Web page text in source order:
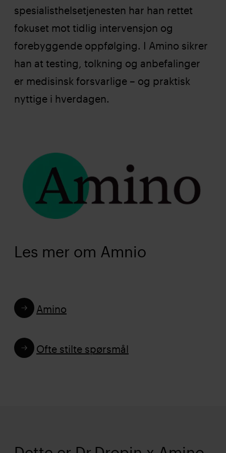
spesialisthelsetjenesten har han rettet
fokuset mot tidlig intervensjon og
forebyggende oppfølging. I Amino sikrer
han at testing, tolkning og anbefalinger
er medisinsk forsvarlige – og praktisk
nyttige i hverdagen.
Les mer om Amnio
Amino
Ofte stilte spørsmål